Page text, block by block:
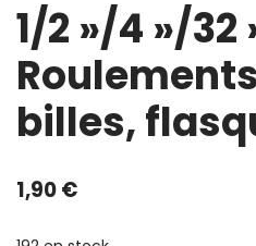
1/2 »/4 »/32
billes,
1,90€